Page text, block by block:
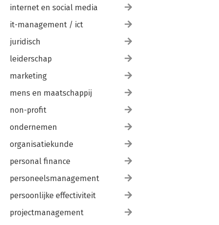
internet en social media
it-management / ict
juridisch
leiderschap
marketing
mens en maatschappij
non-profit
ondernemen
organisatiekunde
personal finance
personeelsmanagement
persoonlijke effectiviteit
projectmanagement